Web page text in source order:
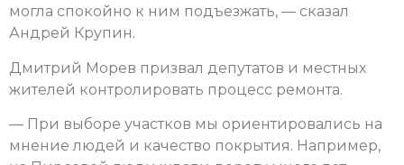
могла спокойно к ним подъезжать, — сказал
Андрей Крупин.
Дмитрий Морев призвал депутатов и местных
жителей контролировать процесс ремонта.
— При выборе участков мы ориентировались на
мнение людей и качество покрытия. Например,